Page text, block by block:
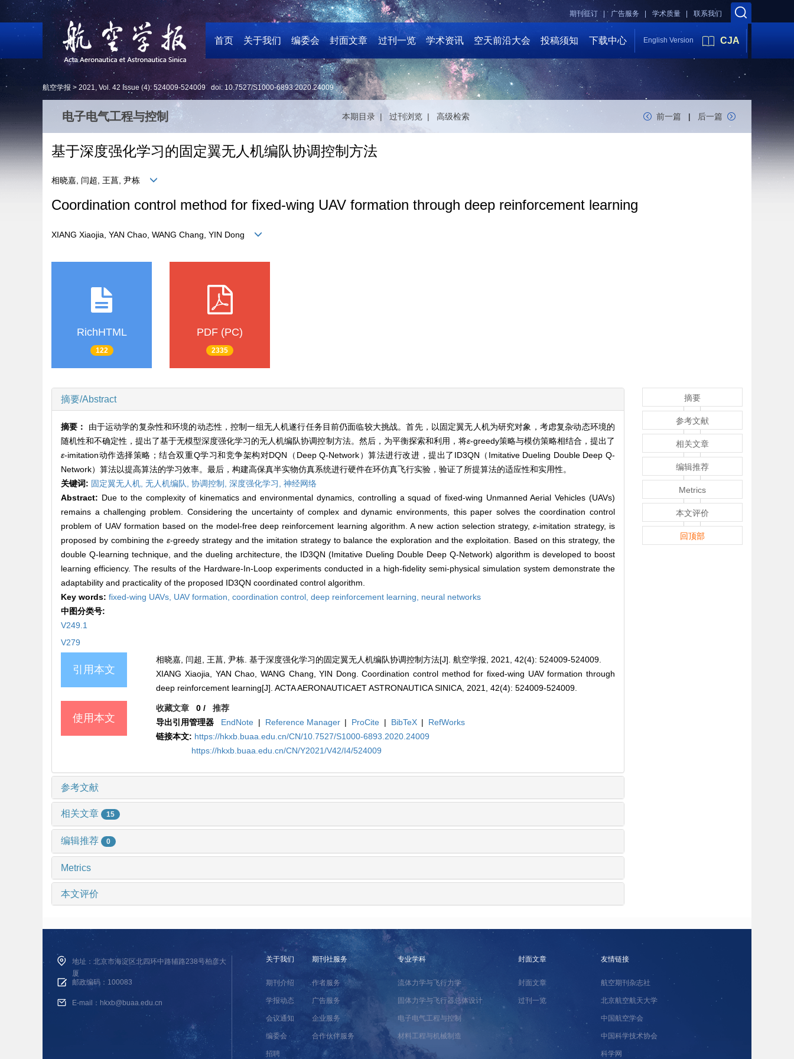
联系我们
学术质量 |
广告服务 |
期刊征订 |
首页 关于我们 编委会 封面文章 过刊一览 学术资讯 空天前沿大会 投稿须知 下载中心 English Version CJA
航空学报 > 2021, Vol. 42 Issue (4): 524009-524009 doi:10.7527/S1000-6893.2020.24009
电子电气工程与控制 本期目录 | 过刊浏览 | 高级检索 前一篇 | 后一篇
基于深度强化学习的固定翼无人机编队协调控制方法
相晓嘉, 闫超, 王菖, 尹栋
Coordination control method for fixed-wing UAV formation through deep reinforcement learning
XIANG Xiaojia, YAN Chao, WANG Chang, YIN Dong
RichHTML
122
PDF (PC)
2335
摘要/Abstract
摘要： 由于运动学的复杂性和环境的动态性，控制一组无人机遂行任务目前仍面临较大挑战。首先，以固定翼无人机为研究对象，考虑复杂动态环境的
随机性和不确定性，提出了基于无模型深度强化学习的无人机编队协调控制方法。然后，为平衡探索和利用，将ε-greedy策略与模仿策略相结合，提出了
ε-imitation动作选择策略；结合双重Q学习和竞争架构对DQN（Deep Q-Network）算法进行改进，提出了ID3QN（Imitative Dueling Double Deep Q-
Network）算法以提高算法的学习效率。最后，构建高保真半实物仿真系统进行硬件在环仿真飞行实验，验证了所提算法的适应性和实用性。
关键词: 固定翼无人机, 无人机编队, 协调控制, 深度强化学习, 神经网络
Abstract: Due to the complexity of kinematics and environmental dynamics, controlling a squad of fixed-wing Unmanned Aerial Vehicles (UAVs)
remains a challenging problem. Considering the uncertainty of complex and dynamic environments, this paper solves the coordination control
problem of UAV formation based on the model-free deep reinforcement learning algorithm. A new action selection strategy,ε-imitation strategy, is
proposed by combining theε-greedy strategy and the imitation strategy to balance the exploration and the exploitation. Based on this strategy, the
double Q-learning technique, and the dueling architecture, the ID3QN (Imitative Dueling Double Deep Q-Network) algorithm is developed to boost
learning efficiency. The results of the Hardware-In-Loop experiments conducted in a high-fidelity semi-physical simulation system demonstrate the
adaptability and practicality of the proposed ID3QN coordinated control algorithm.
Key words: fixed-wing UAVs, UAV formation, coordination control, deep reinforcement learning, neural networks
中图分类号:
V249.1
V279
引用本文
相晓嘉, 闫超, 王菖, 尹栋. 基于深度强化学习的固定翼无人机编队协调控制方法[J]. 航空学报, 2021, 42(4): 524009-524009.
XIANG Xiaojia, YAN Chao, WANG Chang, YIN Dong. Coordination control method for fixed-wing UAV formation through
deep reinforcement learning[J]. ACTA AERONAUTICAET ASTRONAUTICA SINICA, 2021, 42(4): 524009-524009.
使用本文
收藏文章 0 /推荐
导出引用管理器
EndNote | Reference Manager | ProCite | BibTeX |
RefWorks
链接本文: https://hkxb.buaa.edu.cn/CN/10.7527/S1000-6893.2020.24009
https://hkxb.buaa.edu.cn/CN/Y2021/V42/I4/524009
参考文献
相关文章 15
编辑推荐 0
Metrics
本文评价
摘要
参考文献
相关文章
编辑推荐
Metrics
本文评价
回顶部
地址：北京市海淀区北四环中路辅路238号柏彦大
厦
邮政编码：100083
E-mail：hkxb@buaa.edu.cn
关于我们
期刊介绍
学报动态
会议通知
编委会
招聘
期刊社服务
作者服务
广告服务
企业服务
合作伙伴服务
专业学科
流体力学与飞行力学
固体力学与飞行器总体设计
电子电气工程与控制
材料工程与机械制造
封面文章
封面文章
过刊一览
友情链接
航空期刊杂志社
北京航空航天大学
中国航空学会
中国科学技术协会
科学网